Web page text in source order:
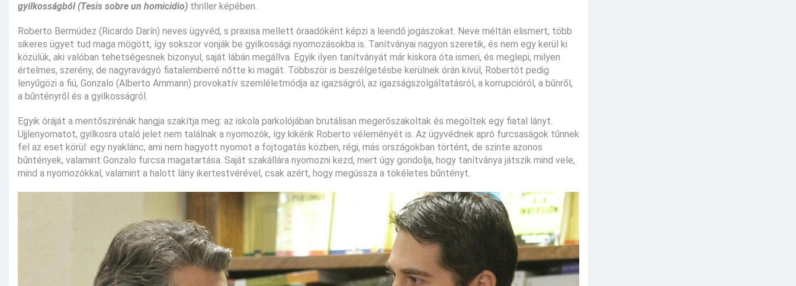
gyilkosságból (Tesis sobre un homicidio) thriller képében.
Roberto Bermúdez (Ricardo Darín) neves ügyvéd, s praxisa mellett óraadóként képzi a leendő jogászokat. Neve méltán elismert, több
sikeres ügyet tud maga mögött, így sokszor vonják be gyilkossági nyomozásokba is. Tanítványai nagyon szeretik, és nem egy kerül ki
közülük, aki valóban tehetségesnek bizonyul, saját lábán megállva. Egyik ilyen tanítványát már kiskora óta ismeri, és meglepi, milyen
értelmes, szerény, de nagyravágyó fiatalemberré nőtte ki magát. Többször is beszélgetésbe kerülnek órán kívül, Robertót pedig
lenyűgözi a fiú, Gonzalo (Alberto Ammann) provokatív szemléletmódja az igazságról, az igazságszolgáltatásról, a korrupcióról, a bűnről,
a bűntényről és a gyilkosságról.
Egyik óráját a mentőszirénák hangja szakítja meg: az iskola parkolójában brutálisan megerőszakoltak és megöltek egy fiatal lányt.
Ujjlenyomatot, gyilkosra utaló jelet nem találnak a nyomozók, így kikérik Roberto véleményét is. Az ügyvédnek apró furcsaságok tűnnek
fel az eset körül: egy nyaklánc, ami nem hagyott nyomot a fojtogatás közben, régi, más országokban történt, de szinte azonos
bűntények, valamint Gonzalo furcsa magatartása. Saját szakállára nyomozni kezd, mert úgy gondolja, hogy tanítványa játszik mind vele,
mind a nyomozókkal, valamint a halott lány ikertestvérével, csak azért, hogy megússza a tökéletes bűntényt.